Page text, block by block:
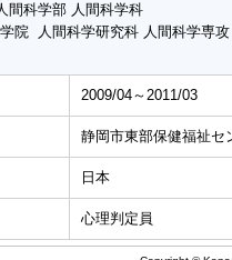
間科学部 人間科学科
院 人間科学研究科 人間科学専
2009/04～2011/03
静岡市東部保健福祉セ
日本
心理判定員